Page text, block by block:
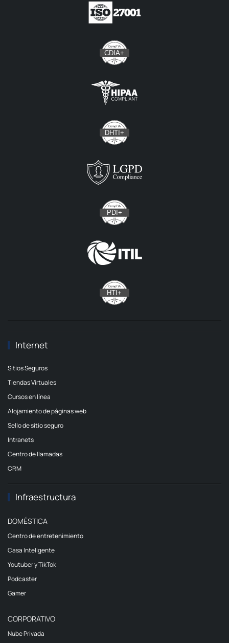
Internet
Sitios Seguros
Tiendas Virtuales
Cursos en línea
Alojamiento de páginas web
Sello de sitio seguro
Intranets
Centro de llamadas
CRM
Infraestructura
DOMÉSTICA
Centro de entretenimiento
Casa Inteligente
Youtuber y TikTok
Podcaster
Gamer
CORPORATIVO
Nube Privada